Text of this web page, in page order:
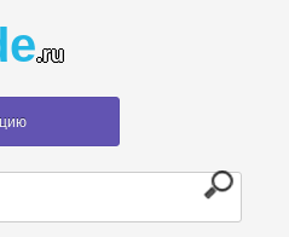
.ru